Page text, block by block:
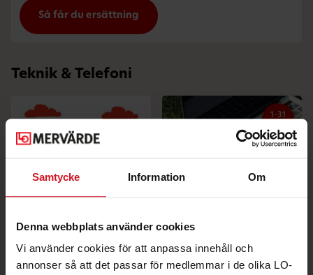
Samtycke Information Om
Denna webbplats använder cookies
Vi använder cookies för att anpassa innehåll och
annonser så att det passar för medlemmar i de olika LO-
Så får du ersättning
Teknik & Telefoni
Fello. En riktigt billig
mobiloperatör.
1-31
10% extra på Cirkulär IT
+ Chromebook-deal